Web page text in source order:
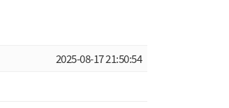
2025-08-17 21:50:54